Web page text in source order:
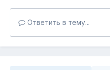
Ответить в тему...